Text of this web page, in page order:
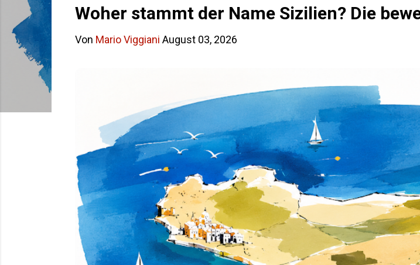
Woher stammt der Name Sizilien? Die
Von Mario Viggiani August 03, 2026